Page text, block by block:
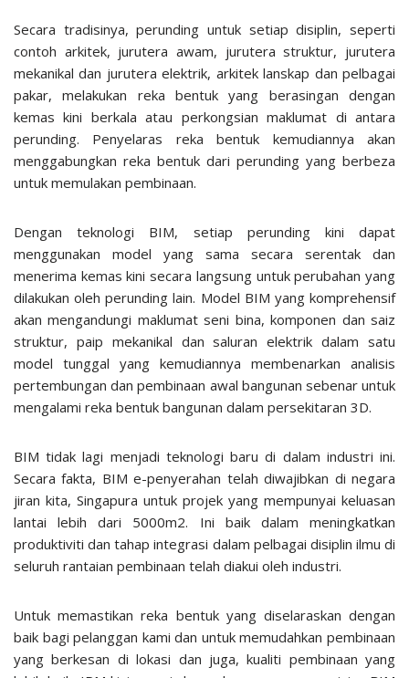
Secara tradisinya, perunding untuk setiap disiplin, seperti
contoh arkitek, jurutera awam, jurutera struktur, jurutera
mekanikal dan jurutera elektrik, arkitek lanskap dan pelbagai
pakar, melakukan reka bentuk yang berasingan dengan
kemas kini berkala atau perkongsian maklumat di antara
perunding. Penyelaras reka bentuk kemudiannya akan
menggabungkan reka bentuk dari perunding yang berbeza
untuk memulakan pembinaan.
Dengan teknologi BIM, setiap perunding kini dapat
menggunakan model yang sama secara serentak dan
menerima kemas kini secara langsung untuk perubahan yang
dilakukan oleh perunding lain. Model BIM yang komprehensif
akan mengandungi maklumat seni bina, komponen dan saiz
struktur, paip mekanikal dan saluran elektrik dalam satu
model tunggal yang kemudiannya membenarkan analisis
pertembungan dan pembinaan awal bangunan sebenar untuk
mengalami reka bentuk bangunan dalam persekitaran 3D.
BIM tidak lagi menjadi teknologi baru di dalam industri ini.
Secara fakta, BIM e-penyerahan telah diwajibkan di negara
jiran kita, Singapura untuk projek yang mempunyai keluasan
lantai lebih dari 5000m2. Ini baik dalam meningkatkan
produktiviti dan tahap integrasi dalam pelbagai disiplin ilmu di
seluruh rantaian pembinaan telah diakui oleh industri.
Untuk memastikan reka bentuk yang diselaraskan dengan
baik bagi pelanggan kami dan untuk memudahkan pembinaan
yang berkesan di lokasi dan juga, kualiti pembinaan yang